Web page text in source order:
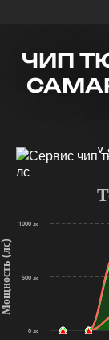
ЧИП
(лс)
0 лс
500 лс
1000 лс